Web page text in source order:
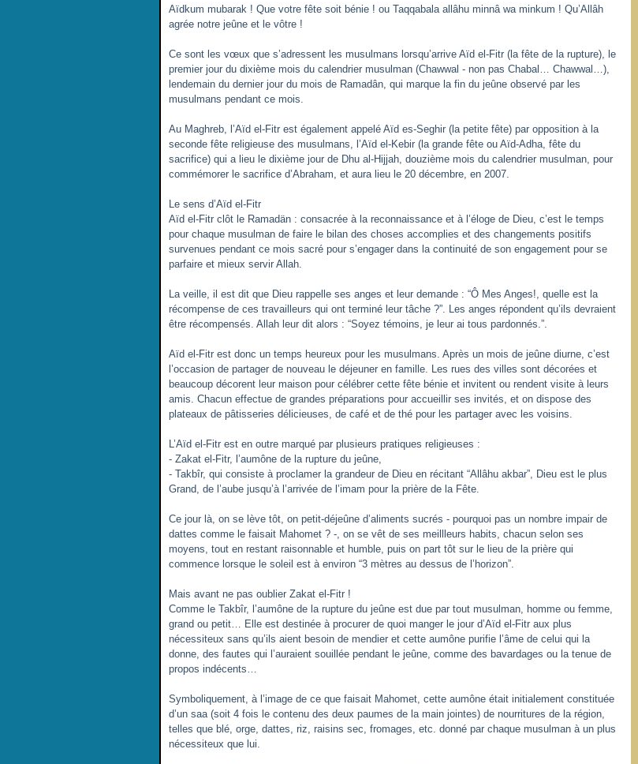
Aïdkum mubarak ! Que votre fête soit bénie ! ou Taqqabala allâhu minnâ wa minkum ! Qu’Allâh
agrée notre jeûne et le vôtre !
Ce sont les vœux que s’adressent les musulmans lorsqu’arrive Aïd el-Fitr (la fête de la rupture), le
premier jour du dixième mois du calendrier musulman (Chawwal - non pas Chabal… Chawwal…),
lendemain du dernier jour du mois de Ramadân, qui marque la fin du jeûne observé par les
musulmans pendant ce mois.
Au Maghreb, l’Aïd el-Fitr est également appelé Aïd es-Seghir (la petite fête) par opposition à la
seconde fête religieuse des musulmans, l’Aïd el-Kebir (la grande fête ou Aïd-Adha, fête du
sacrifice) qui a lieu le dixième jour de Dhu al-Hijjah, douzième mois du calendrier musulman, pour
commémorer le sacrifice d’Abraham, et aura lieu le 20 décembre, en 2007.
Le sens d’Aïd el-Fitr
Aïd el-Fitr clôt le Ramadän : consacrée à la reconnaissance et à l’éloge de Dieu, c’est le temps
pour chaque musulman de faire le bilan des choses accomplies et des changements positifs
survenues pendant ce mois sacré pour s’engager dans la continuité de son engagement pour se
parfaire et mieux servir Allah.
La veille, il est dit que Dieu rappelle ses anges et leur demande : “Ô Mes Anges!, quelle est la
récompense de ces travailleurs qui ont terminé leur tâche ?”. Les anges répondent qu’ils devraient
être récompensés. Allah leur dit alors : “Soyez témoins, je leur ai tous pardonnés.”.
Aïd el-Fitr est donc un temps heureux pour les musulmans. Après un mois de jeûne diurne, c’est
l’occasion de partager de nouveau le déjeuner en famille. Les rues des villes sont décorées et
beaucoup décorent leur maison pour célébrer cette fête bénie et invitent ou rendent visite à leurs
amis. Chacun effectue de grandes préparations pour accueillir ses invités, et on dispose des
plateaux de pâtisseries délicieuses, de café et de thé pour les partager avec les voisins.
L’Aïd el-Fitr est en outre marqué par plusieurs pratiques religieuses :
- Zakat el-Fitr, l’aumône de la rupture du jeûne,
- Takbîr, qui consiste à proclamer la grandeur de Dieu en récitant “Allâhu akbar”, Dieu est le plus
Grand, de l’aube jusqu’à l’arrivée de l’imam pour la prière de la Fête.
Ce jour là, on se lève tôt, on petit-déjeûne d’aliments sucrés - pourquoi pas un nombre impair de
dattes comme le faisait Mahomet ? -, on se vêt de ses meillleurs habits, chacun selon ses
moyens, tout en restant raisonnable et humble, puis on part tôt sur le lieu de la prière qui
commence lorsque le soleil est à environ “3 mètres au dessus de l’horizon”.
Mais avant ne pas oublier Zakat el-Fitr !
Comme le Takbîr, l’aumône de la rupture du jeûne est due par tout musulman, homme ou femme,
grand ou petit… Elle est destinée à procurer de quoi manger le jour d’Aïd el-Fitr aux plus
nécessiteux sans qu’ils aient besoin de mendier et cette aumône purifie l’âme de celui qui la
donne, des fautes qui l’auraient souillée pendant le jeûne, comme des bavardages ou la tenue de
propos indécents…
Symboliquement, à l’image de ce que faisait Mahomet, cette aumône était initialement constituée
d’un saa (soit 4 fois le contenu des deux paumes de la main jointes) de nourritures de la région,
telles que blé, orge, dattes, riz, raisins sec, fromages, etc. donné par chaque musulman à un plus
nécessiteux que lui.